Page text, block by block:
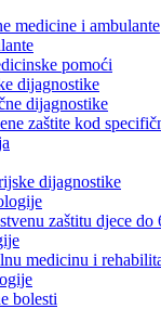
medicine i ambulante
pomoći
dijagnostike
dijagnostike
zaštite kod
dijagnostike
zaštitu djece
medicinu i
bolesti